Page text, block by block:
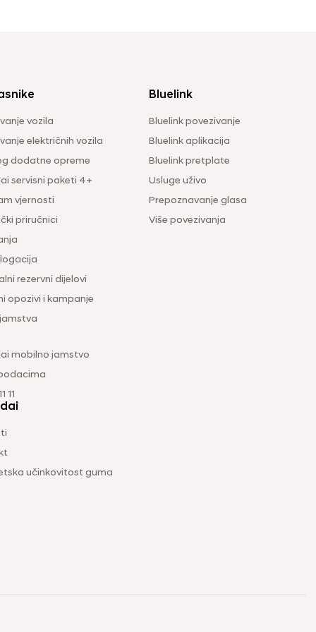
vozila
električnih vozila
dodatne opreme
servisni paketi 4+
vjernosti
priručnici
rezervni dijelovi
opozivi i kampanje
mobilno jamstvo
11
Bluelink
Bluelink povezivanje
Bluelink aplikacija
Bluelink pretplate
Usluge uživo
Prepoznavanje glasa
Više povezivanja
učinkovitost guma